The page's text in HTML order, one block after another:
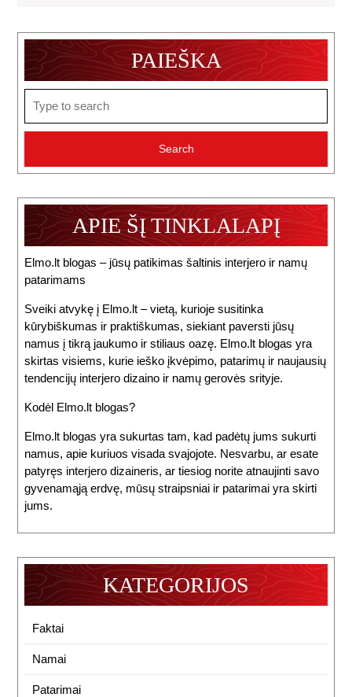
PAIEŠKA
for:
APIE ŠĮ TINKLALAPĮ
Elmo.lt blogas – jūsų patikimas šaltinis interjero ir namų
patarimams
Sveiki atvykę į Elmo.lt – vietą, kurioje susitinka
kūrybiškumas ir praktiškumas, siekiant paversti jūsų
namus į tikrą jaukumo ir stiliaus oazę. Elmo.lt blogas yra
skirtas visiems, kurie ieško įkvėpimo, patarimų ir naujausių
tendencijų interjero dizaino ir namų gerovės srityje.
Kodėl Elmo.lt blogas?
Elmo.lt blogas yra sukurtas tam, kad padėtų jums sukurti
namus, apie kuriuos visada svajojote. Nesvarbu, ar esate
patyręs interjero dizaineris, ar tiesiog norite atnaujinti savo
gyvenamąją erdvę, mūsų straipsniai ir patarimai yra skirti
jums.
KATEGORIJOS
Faktai
Namai
Patarimai